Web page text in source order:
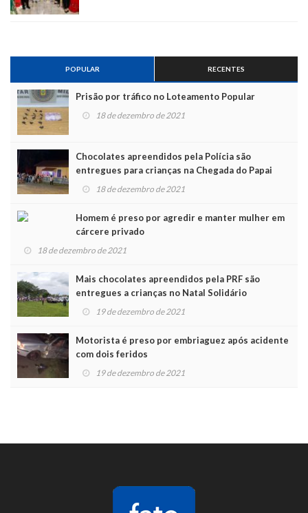
POPULAR RECENTES
Prisão por tráfico no Loteamento Popular
18 de dezembro de 2021
Chocolates apreendidos pela Polícia são
entregues para crianças na Chegada do Papai
Noel
18 de dezembro de 2021
Homem é preso por agredir e manter mulher em
cárcere privado
18 de dezembro de 2021
Mais chocolates apreendidos pela PRF são
entregues a crianças no Natal Solidário
19 de dezembro de 2021
Motorista é preso por embriaguez após acidente
com dois feridos
19 de dezembro de 2021